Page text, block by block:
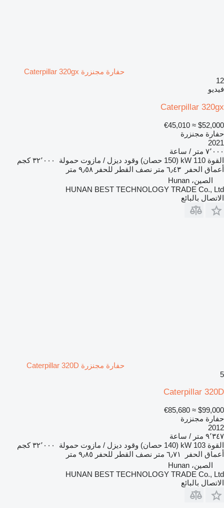
حفارة مجنزرة Caterpillar 320gx
12
فيديو
Caterpillar 320gx
$52,000
≈ €45,010
حفارة مجنزرة
2021
٧٬٠٠٠ متر / ساعة
القوة 110 kW (150 حصان) وقود ديزل / مازوت حمولة
٣٢٬٠٠٠ كجم
أعماق الحفر
٦٫٤٣ متر نصف القطر للحفر ٩٫٥٨ متر
الصين، Hunan
HUNAN BEST TECHNOLOGY TRADE Co., Ltd
الاتصال بالبائع
حفارة مجنزرة Caterpillar 320D
5
Caterpillar 320D
$99,000
≈ €85,680
حفارة مجنزرة
2012
٩٬٣٤٧ متر / ساعة
القوة 103 kW (140 حصان) وقود ديزل / مازوت حمولة
٣٢٬٠٠٠ كجم
أعماق الحفر
٦٫٧١ متر نصف القطر للحفر ٩٫٨٥ متر
الصين، Hunan
HUNAN BEST TECHNOLOGY TRADE Co., Ltd
الاتصال بالبائع